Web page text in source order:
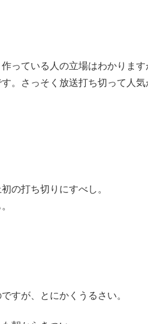
っている人の立場はわかります
。さっそく放送打ち切って人
の打ち切りにすべし。
すが、とにかくうるさい。